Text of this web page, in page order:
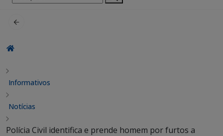
por:
Informativos
Notícias
Polícia Civil identifica e prende homem por furtos a